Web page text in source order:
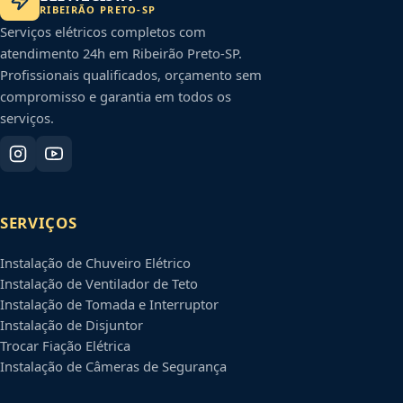
RIBEIRÃO PRETO-SP
Serviços elétricos completos com
atendimento 24h em Ribeirão Preto-SP.
Profissionais qualificados, orçamento sem
compromisso e garantia em todos os
serviços.
SERVIÇOS
Instalação de Chuveiro Elétrico
Instalação de Ventilador de Teto
Instalação de Tomada e Interruptor
Instalação de Disjuntor
Trocar Fiação Elétrica
Instalação de Câmeras de Segurança